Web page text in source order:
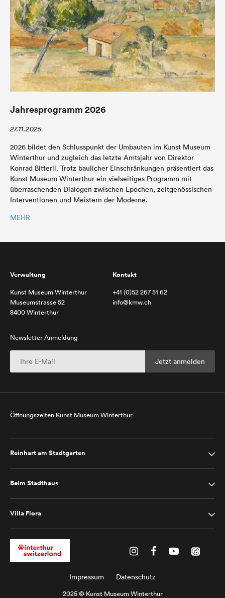
Jahresprogramm 2026
27.11.2025
2026 bildet den Schlusspunkt der Umbauten im Kunst Museum
Winterthur und zugleich das letzte Amtsjahr von Direktor
Konrad Bitterli. Trotz baulicher Einschränkungen präsentiert das
Kunst Museum Winterthur ein vielseitiges Programm mit
überraschenden Dialogen zwischen Epochen, zeitgenössischen
Interventionen und Meistern der Moderne.
MEHR
Verwaltung
Kunst Museum Winterthur
Museumstrasse 52
8400 Winterthur
Kontakt
+41 (0)52 267 51 62
info@kmw.ch
Newsletter Anmeldung
Öffnungszeiten Kunst Museum Winterthur
Reinhart am Stadtgarten
Beim Stadthaus
Villa Flora
Impressum Datenschutz
2025 © Kunst Museum Winterthur